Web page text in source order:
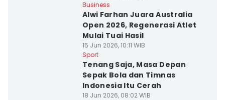
Business
Alwi Farhan Juara Australia
Open 2026, Regenerasi Atlet
Mulai Tuai Hasil
15 Jun 2026, 10:11 WIB
Sport
Tenang Saja, Masa Depan
Sepak Bola dan Timnas
Indonesia Itu Cerah
18 Jun 2026, 08:02 WIB